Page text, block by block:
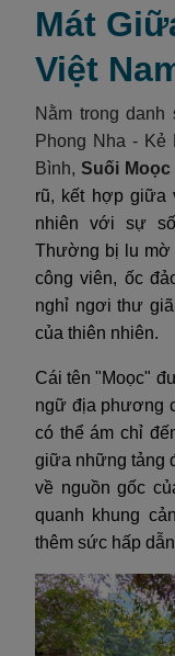
Mát
Việt
Nằm trong
Phong Nha -
Bình,Suối Moọc
rũ, kết hợp giữa
nhiên với sự
Thường bị lu mờ
công viên, ốc
nghỉ ngơi thư
của thiên nhiên.
Cái tên "Moọc"
ngữ địa phương
có thể ám chỉ
giữa những tảng
về nguồn gốc
quanh khung
thêm sức hấp